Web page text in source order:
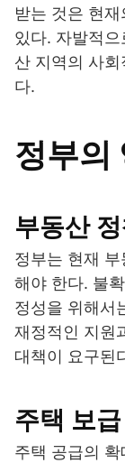
받는 것은 현
있다. 자발적
산 지역의 사
다.
정부의
부동산
정부는 현재
해야 한다. 불
정성을 위해서
재정적인 지원
대책이 요구된
주택 보
주택 공급의